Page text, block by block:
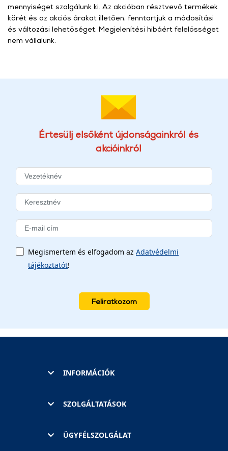
mennyiséget szolgálunk ki. Az akcióban résztvevő termékek
körét és az akciós árakat illetően, fenntartjuk a módosítási
és változási lehetőséget. Megjelenítési hibáért felelősséget
nem vállalunk.
Értesülj elsőként újdonságainkról és
akcióinkról
Megismertem és elfogadom az Adatvédelmi
tájékoztatót!
Feliratkozom
INFORMÁCIÓK
SZOLGÁLTATÁSOK
ÜGYFÉLSZOLGÁLAT